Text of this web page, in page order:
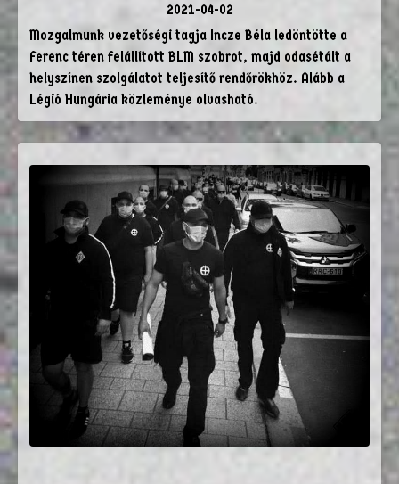
2021-04-02
Mozgalmunk vezetőségi tagja Incze Béla ledöntötte a
Ferenc téren felállított BLM szobrot, majd odasétált a
helyszínen szolgálatot teljesítő rendőrökhöz. Alább a
Légió Hungária közleménye olvasható.